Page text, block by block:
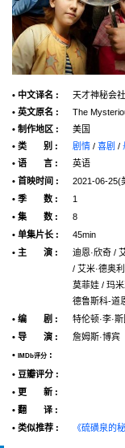
• 中文译名 :
天才神秘会
• 英文原名 :
The
• 制作地区 :
美国
• 类 别 :
剧情 / 喜剧 /
• 语 言 :
英语
• 首映时间 :
2021-06-25(
• 季 数 :
1
• 集 数 :
8
• 单集片长 :
45min
• 主 演 :
迪恩·欣奇 /
/ 艾米·德奥
莫菲娃 / 玛
德鲁斯科-道
• 编 剧 :
特伦顿·李·
• 导 演 :
詹姆斯·博宾
•
IMDb评分 :
• 豆瓣评分 :
• 更 新 :
• 翻 译 :
• 类似推荐 :
《硫磺泉的